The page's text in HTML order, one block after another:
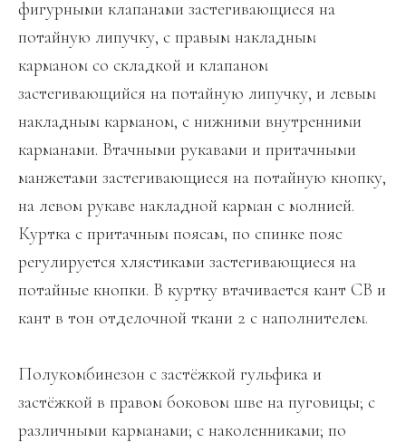
фигурными клапанами застегивающиеся на
потайную липучку, с правым накладным
карманом со складкой и клапаном
застегивающийся на потайную липучку, и левым
накладным карманом, с нижними внутренними
карманами. Втачными рукавами и притачными
манжетами застегивающиеся на потайную кнопку,
на левом рукаве накладной карман с молнией.
Куртка с притачным поясам, по спинке пояс
регулируется хлястиками застегивающиеся на
потайные кнопки. В куртку втачивается кант СВ и
кант в тон отделочной ткани 2 с наполнителем.
Полукомбинезон с застёжкой гульфика и
застёжкой в правом боковом шве на пуговицы; с
различными карманами; с наколенниками; по